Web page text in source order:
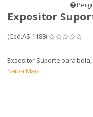
Expositor
(Cód.AS-1188)
Expositor Suporte para
Saiba Mais